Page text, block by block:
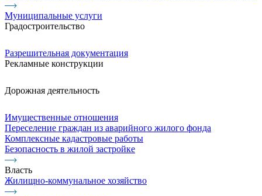
Муниципальные услуги
Градостроительство
Разрешительная документация
Рекламные конструкции
Дорожная деятельность
Имущественные отношения
Переселение граждан из аварийного жилого фонда
Комплексные кадастровые работы
Безопасность в жилой застройке
Власть
Жилищно-коммунальное хозяйство